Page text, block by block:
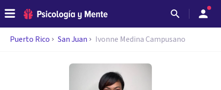
Puerto Rico San Juan Ivonne Medina Campusano